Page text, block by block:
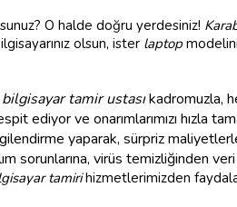
O halde doğru yerdesiniz!
olsun, ister laptop
bilgisayar tamir ustasıkadromuzla,
ediyor ve onarımlarımızı hızla
yaparak, sürpriz
sorunlarına, virüs
tamirihizmetlerimizden